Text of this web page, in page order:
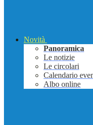
Novità
Panoramica
Le notizie
Le circolari
Calendario
Albo online